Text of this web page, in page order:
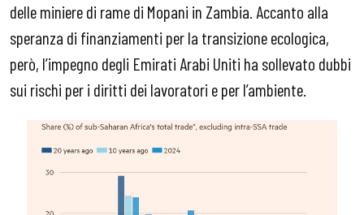
delle miniere di rame di Mopani in Zambia. Accanto alla
speranza di finanziamenti per la transizione ecologica,
però, l’impegno degli Emirati Arabi Uniti ha sollevato dubbi
sui rischi per i diritti dei lavoratori e per l’ambiente.